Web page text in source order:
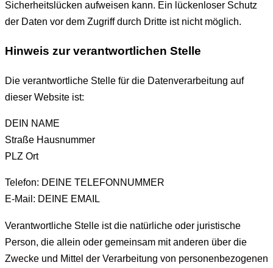
Sicherheitslücken aufweisen kann. Ein lückenloser Schutz
der Daten vor dem Zugriff durch Dritte ist nicht möglich.
Hinweis zur verantwortlichen Stelle
Die verantwortliche Stelle für die Datenverarbeitung auf
dieser Website ist:
DEIN NAME
Straße Hausnummer
PLZ Ort
Telefon: DEINE TELEFONNUMMER
E-Mail: DEINE EMAIL
Verantwortliche Stelle ist die natürliche oder juristische
Person, die allein oder gemeinsam mit anderen über die
Zwecke und Mittel der Verarbeitung von personenbezogenen